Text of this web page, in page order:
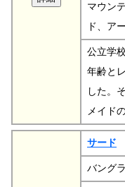
マウン
ド、ア
公立学
年齢と
した。
メイド
サード
バング